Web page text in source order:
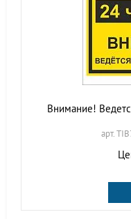
Внимание!
арт.